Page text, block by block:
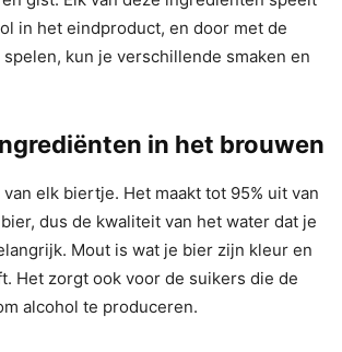
in het eindproduct, en door met de
kun je verschillende smaken en
in het brouwen
elk biertje. Het maakt tot 95% uit van
dus de kwaliteit van het water dat je
Mout is wat je bier zijn kleur en
Het zorgt ook voor de suikers die de
alcohol te produceren.